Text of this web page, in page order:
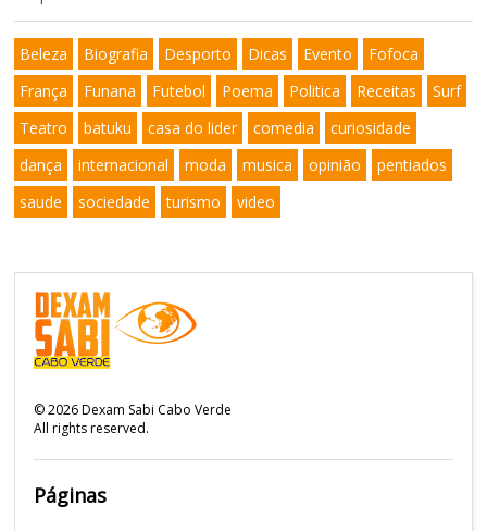
Beleza Biografia Desporto Dicas Evento
Fofoca
França
Funana Futebol Poema Politica Receitas
Surf
Teatro
batuku casa do lider comedia
curiosidade
dança
internacional moda musica opinião
pentiados
saude
sociedade turismo video
©2026Dexam Sabi Cabo Verde
All rights reserved.
Páginas